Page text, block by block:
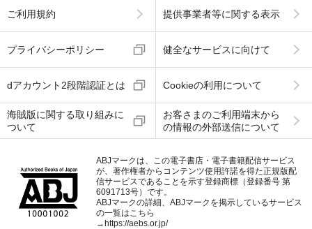
ご利用規約 提供事業者等に関する表示
プライバシーポリシー 健全なサービスに向けて
dアカウント2段階認証とは Cookieの利用について
海賊版に関する取り組みに
ついて
お客さまのご利用端末から
の情報の外部送信について
ABJマークは、この電子書店・電子書籍配信サービス
が、著作権者からコンテンツ使用許諾を得た正規版配
信サービスであることを示す登録商標（登録番号 第
6091713号）です。
ABJマークの詳細、ABJマークを掲示しているサービス
の一覧はこちら
→https://aebs.or.jp/